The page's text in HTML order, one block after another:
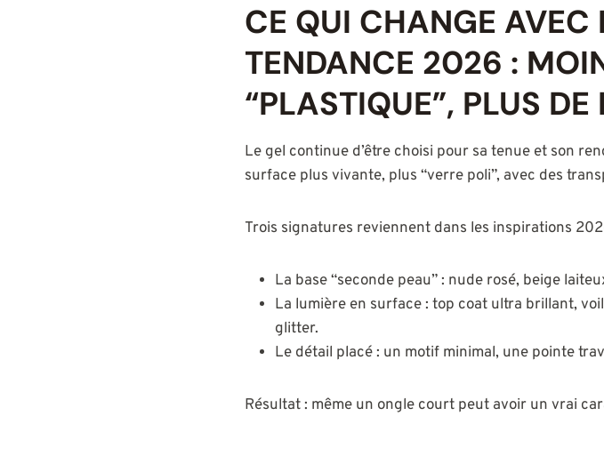
CE QUI CHANGE AVEC
TENDANCE 2026 :
“PLASTIQUE”, PLUS DE
Le gel continue d’être choisi pour sa tenue et son
surface plus vivante, plus “verre poli”, avec des
Trois signatures reviennent dans les inspirations
La base “seconde peau” : nude rosé, beige
La lumière en surface : top coat ultra brillant,
glitter.
Le détail placé : un motif minimal, une pointe
Résultat : même un ongle court peut avoir un vrai